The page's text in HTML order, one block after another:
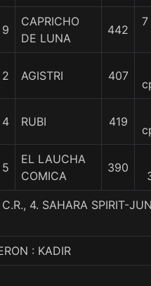
9
CAPRICHO
DE LUNA
442
2 AGISTRI 407
4 RUBI 419
5
EL LAUCHA
COMICA
390
4. SAHARA SPIRIT-
: KADIR